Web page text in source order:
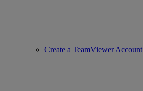
Create a TeamViewer Account